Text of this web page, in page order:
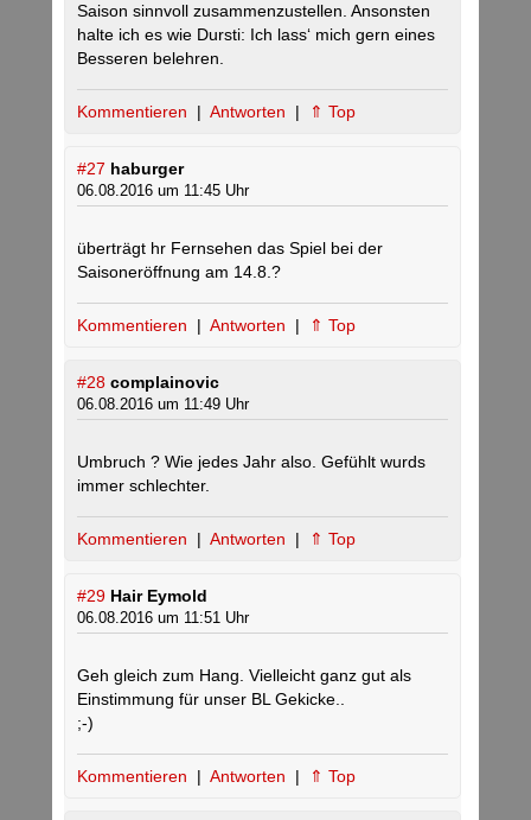
Saison sinnvoll zusammenzustellen. Ansonsten
halte ich es wie Dursti: Ich lass‘ mich gern eines
Besseren belehren.
Kommentieren | Antworten | ⇑ Top
#27 haburger
06.08.2016 um 11:45 Uhr
überträgt hr Fernsehen das Spiel bei der
Saisoneröffnung am 14.8.?
Kommentieren | Antworten | ⇑ Top
#28 complainovic
06.08.2016 um 11:49 Uhr
Umbruch ? Wie jedes Jahr also. Gefühlt wurds
immer schlechter.
Kommentieren | Antworten | ⇑ Top
#29 Hair Eymold
06.08.2016 um 11:51 Uhr
Geh gleich zum Hang. Vielleicht ganz gut als
Einstimmung für unser BL Gekicke..
;-)
Kommentieren | Antworten | ⇑ Top